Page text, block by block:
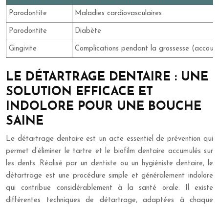
Parodontite Maladies cardiovasculaires
Parodontite Diabète
Gingivite Complications pendant la grossesse
LE DÉTARTRAGE DENTAIRE : UNE
SOLUTION EFFICACE ET
INDOLORE POUR UNE BOUCHE
SAINE
Le détartrage dentaire est un acte essentiel de prévention qui
permet d’éliminer le tartre et le biofilm dentaire accumulés sur
les dents. Réalisé par un dentiste ou un hygiéniste dentaire, le
détartrage est une procédure simple et généralement indolore
qui contribue considérablement à la santé orale. Il existe
différentes techniques de détartrage, adaptées à chaque